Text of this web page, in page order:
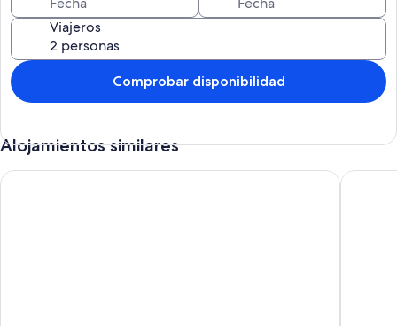
Viajeros
Comprobar disponibilidad
Alojamientos similares
Chalet con piscina en Candelaria NUEVO: